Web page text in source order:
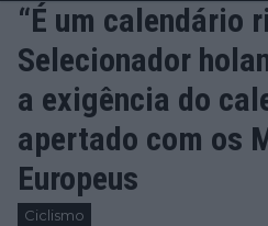
“É um calendário
Selecionador
a exigência do
apertado com os
Europeus
Ciclismo